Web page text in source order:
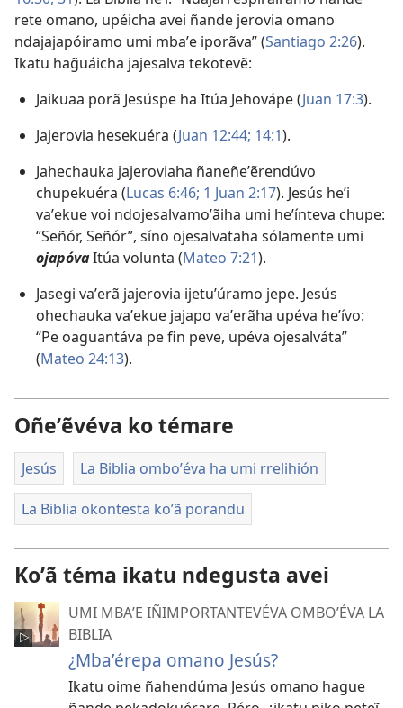
rete omano, upéicha avei ñande jerovia omano
ndajajapóiramo umi mbaʼe iporãva” (Santiago 2:26).
Ikatu hag̃uáicha jajesalva tekotevẽ:
Jaikuaa porã Jesúspe ha Itúa Jehovápe (Juan 17:3).
Jajerovia hesekuéra (Juan 12:44; 14:1).
Jahechauka jajeroviaha ñaneñeʼẽrendúvo
chupekuéra (Lucas 6:46; 1 Juan 2:17). Jesús heʼi
vaʼekue voi ndojesalvamoʼãiha umi heʼínteva chupe:
“Señór, Señór”, síno ojesalvataha sólamente umi
ojapóvaItúa volunta (Mateo 7:21).
Jasegi vaʼerã jajerovia ijetuʼúramo jepe. Jesús
ohechauka vaʼekue jajapo vaʼerãha upéva heʼívo:
“Pe oaguantáva pe fin peve, upéva ojesalváta”
(Mateo 24:13).
Oñeʼẽvéva ko témare
Jesús La Biblia omboʼéva ha umi rrelihión
La Biblia okontesta koʼã porandu
Koʼã téma ikatu ndegusta avei
UMI MBAʼE IÑIMPORTANTEVÉVA OMBOʼÉVA LA
BIBLIA
¿Mbaʼérepa omano Jesús?
Ikatu oime ñahendúma Jesús omano hague